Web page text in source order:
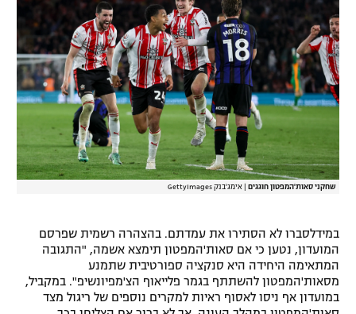
הצטרפות לחבילת הערוצים
לוח דרושים – ג'ובנט
תגיות
שחקני סאות'המפטון חוגגים אימג'בנק GettyImages
במידלסברו לא הסתירו את עמדתם. בהצהרה רשמית שפרסם
המועדון, נטען כי אם סאות'המפטון תימצא אשמה, "התגובה
המתאימה היחידה היא סנקציה ספורטיבית שתמנע
מסאות'המפטון להשתתף בגמר פלייאוף הצ'מפיונשיפ". במקביל,
במועדון אף ניסו לאסוף ראיות למקרים נוספים של ריגול מצד